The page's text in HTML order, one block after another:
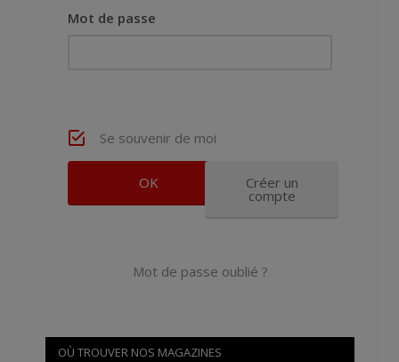
Mot de passe
Se souvenir de moi
Créer un
compte
Mot de passe oublié ?
OÙ TROUVER NOS MAGAZINES